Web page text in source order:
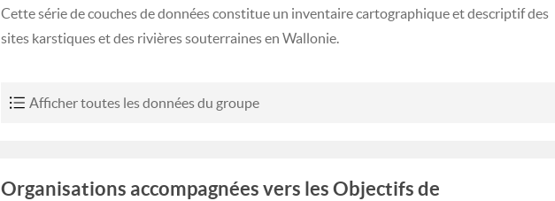
Cette série de couches de données constitue un inventaire cartographique et descriptif des
sites karstiques et des rivières souterraines en Wallonie.
Afficher toutes les données du groupe
Organisations accompagnées vers les Objectifs de